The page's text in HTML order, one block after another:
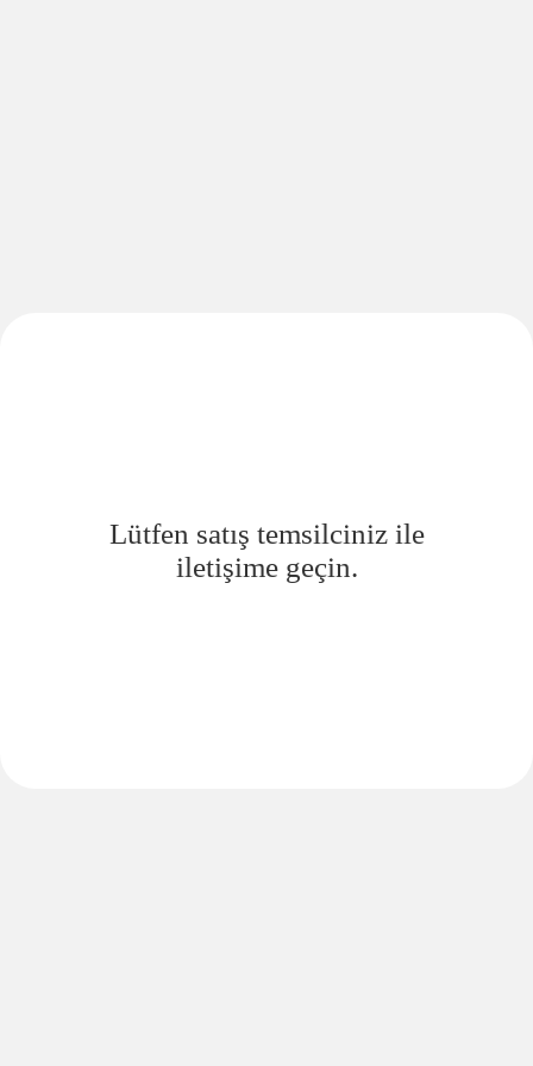
Lütfen satış temsilciniz ile
iletişime geçin.